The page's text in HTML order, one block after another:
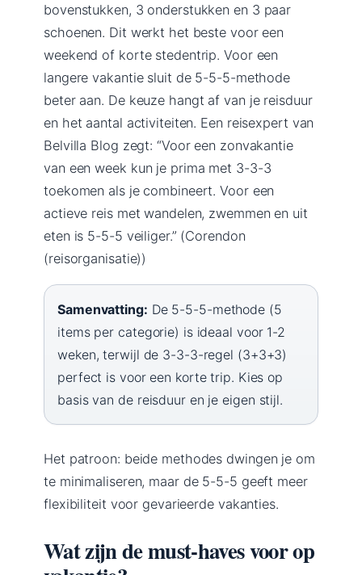
bovenstukken, 3 onderstukken en 3 paar
schoenen. Dit werkt het beste voor een
weekend of korte stedentrip. Voor een
langere vakantie sluit de 5-5-5-methode
beter aan. De keuze hangt af van je reisduur
en het aantal activiteiten. Een reisexpert van
Belvilla Blog zegt: “Voor een zonvakantie
van een week kun je prima met 3-3-3
toekomen als je combineert. Voor een
actieve reis met wandelen, zwemmen en uit
eten is 5-5-5 veiliger.” (Corendon
(reisorganisatie))
Samenvatting: De 5-5-5-methode (5
items per categorie) is ideaal voor 1-2
weken, terwijl de 3-3-3-regel (3+3+3)
perfect is voor een korte trip. Kies op
basis van de reisduur en je eigen stijl.
Het patroon: beide methodes dwingen je om
te minimaliseren, maar de 5-5-5 geeft meer
flexibiliteit voor gevarieerde vakanties.
Wat zijn de must-haves voor op